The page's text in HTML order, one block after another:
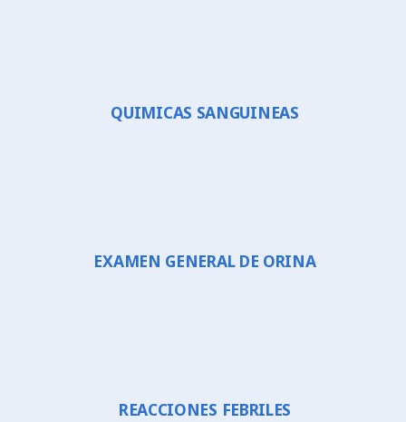
QUIMICAS SANGUINEAS
EXAMEN GENERAL DE ORINA
REACCIONES FEBRILES